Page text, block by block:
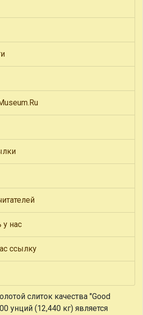
у нас
ссылку
слиток качества "Good
унций (12,440 кг) является